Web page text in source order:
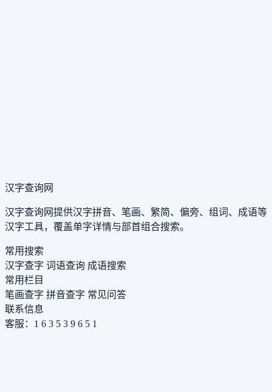
汉字查询网
汉字查询网提供汉字拼音、笔画、繁简、偏旁、组词、成语等
汉字工具，覆盖单字详情与部首组合搜索。
常用搜索
汉字查字 词语查询 成语搜索
常用栏目
笔画查字 拼音查字 常见问答
联系信息
客服：1 6 3 5 3 9 6 5 1